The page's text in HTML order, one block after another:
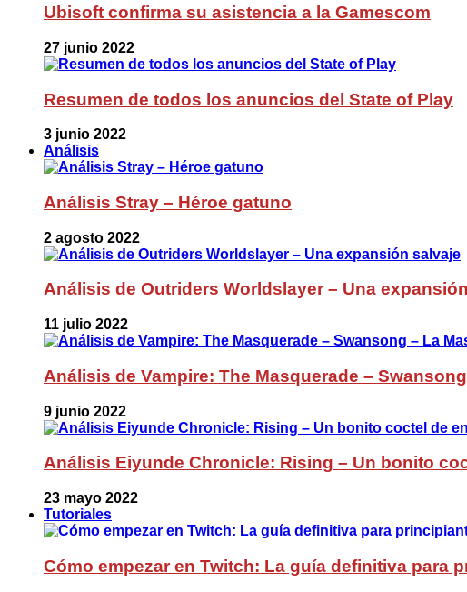
Ubisoft confirma su asistencia a la Gamescom
27 junio 2022
Resumen de todos los anuncios del State of Play
3 junio 2022
Análisis
Análisis Stray – Héroe gatuno
2 agosto 2022
Análisis de Outriders Worldslayer – Una
11 julio 2022
Análisis de Vampire: The Masquerade –
9 junio 2022
Análisis Eiyunde Chronicle: Rising – Un bonito
23 mayo 2022
Tutoriales
Cómo empezar en Twitch: La guía definitiva para